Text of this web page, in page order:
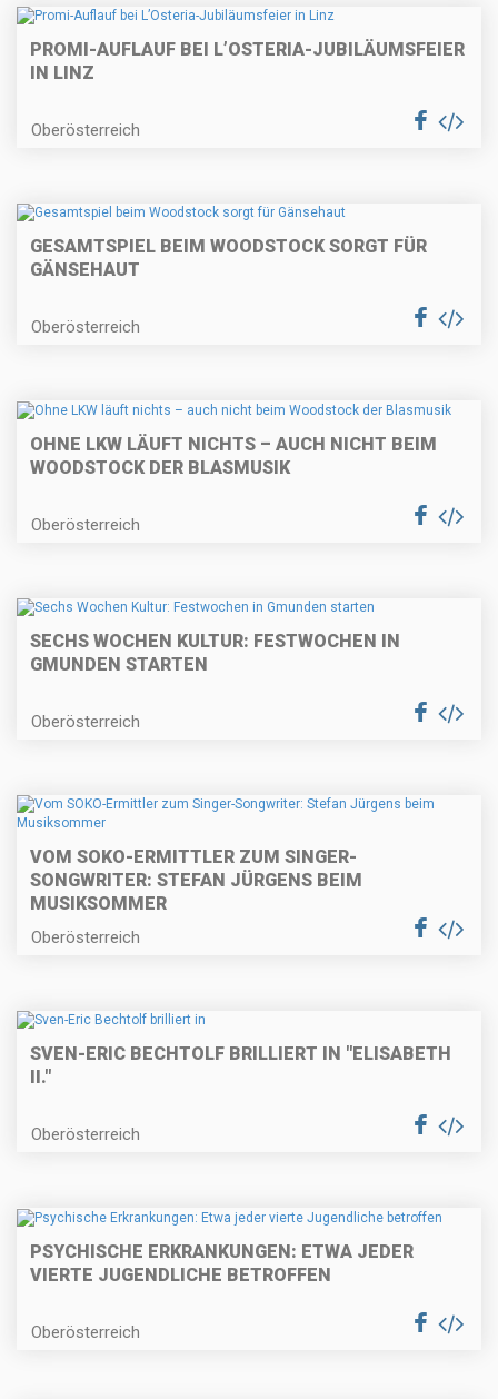
PROMI-AUFLAUF BEI L’OSTERIA-JUBILÄUMSFEIER
IN LINZ
Oberösterreich
GESAMTSPIEL BEIM WOODSTOCK SORGT FÜR
GÄNSEHAUT
Oberösterreich
OHNE LKW LÄUFT NICHTS – AUCH NICHT BEIM
WOODSTOCK DER BLASMUSIK
Oberösterreich
SECHS WOCHEN KULTUR: FESTWOCHEN IN
GMUNDEN STARTEN
Oberösterreich
VOM SOKO-ERMITTLER ZUM SINGER-
SONGWRITER: STEFAN JÜRGENS BEIM
MUSIKSOMMER
Oberösterreich
SVEN-ERIC BECHTOLF BRILLIERT IN "ELISABETH
II."
Oberösterreich
PSYCHISCHE ERKRANKUNGEN: ETWA JEDER
VIERTE JUGENDLICHE BETROFFEN
Oberösterreich